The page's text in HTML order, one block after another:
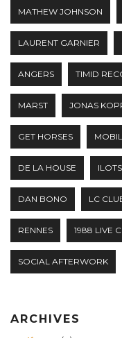
MATHEW JOHNSON
LAURENT GARNIER
ANGERS TIMID
MARST JONAS
GET HORSES
DE LA HOUSE
DAN BONO LC
RENNES 1988 LIVE
SOCIAL AFTERWORK
ARCHIVES